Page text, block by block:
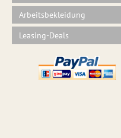
Arbeitsbekleidung
Leasing-Deals